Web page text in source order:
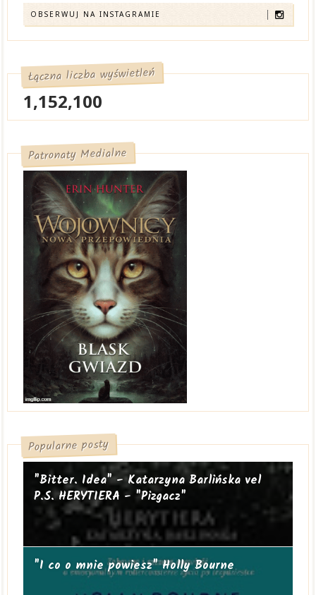
OBSERWUJ NA INSTAGRAMIE
Łączna liczba wyświetleń
1,152,100
Patronaty Medialne
Popularne posty
"Bitter. Idea" - Katarzyna Barlińska vel
P.S. HERYTIERA - "Pizgacz"
"I co o mnie powiesz" Holly Bourne